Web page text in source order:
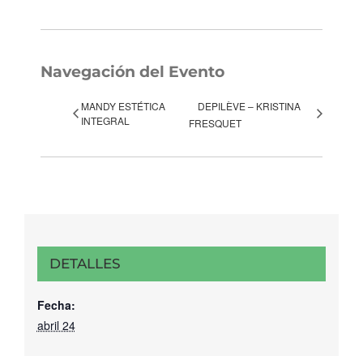
Navegación del Evento
MANDY ESTÉTICA
INTEGRAL
DEPILÈVE – KRISTINA
FRESQUET
DETALLES
Fecha:
abril 24